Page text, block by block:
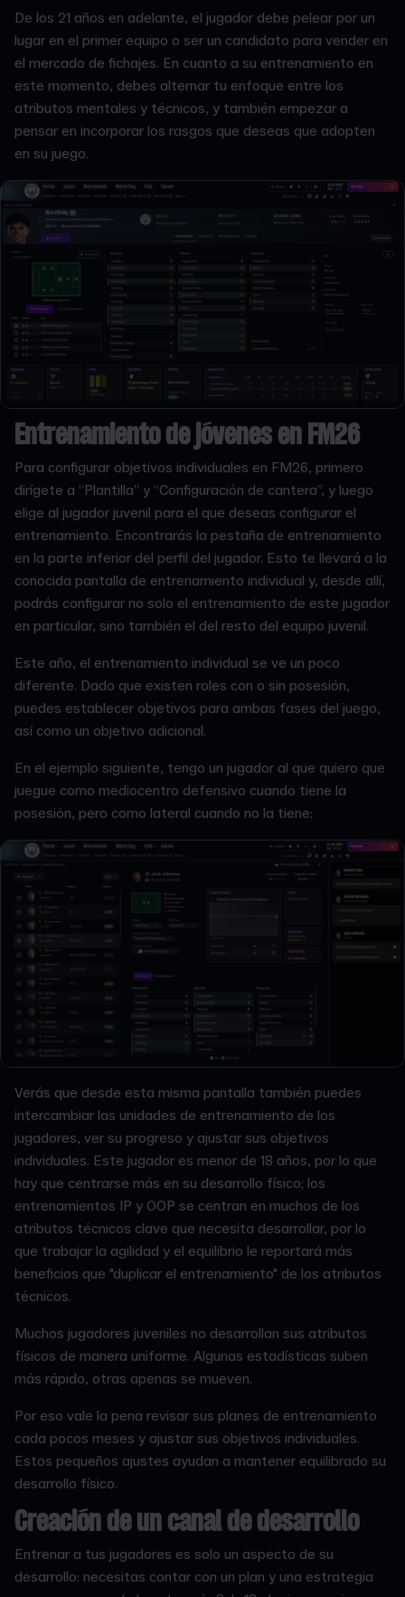
De los 21 años en adelante, el jugador debe pelear por un
lugar en el primer equipo o ser un candidato para vender en
el mercado de fichajes. En cuanto a su entrenamiento en
este momento, debes alternar tu enfoque entre los
atributos mentales y técnicos, y también empezar a
pensar en incorporar los rasgos que deseas que adopten
en su juego.
Entrenamiento de jóvenes en FM26
Para configurar objetivos individuales en FM26, primero
dirígete a “Plantilla” y “Configuración de cantera”, y luego
elige al jugador juvenil para el que deseas configurar el
entrenamiento. Encontrarás la pestaña de entrenamiento
en la parte inferior del perfil del jugador. Esto te llevará a la
conocida pantalla de entrenamiento individual y, desde allí,
podrás configurar no solo el entrenamiento de este jugador
en particular, sino también el del resto del equipo juvenil.
Este año, el entrenamiento individual se ve un poco
diferente. Dado que existen roles con o sin posesión,
puedes establecer objetivos para ambas fases del juego,
así como un objetivo adicional.
En el ejemplo siguiente, tengo un jugador al que quiero que
juegue como mediocentro defensivo cuando tiene la
posesión, pero como lateral cuando no la tiene:
Verás que desde esta misma pantalla también puedes
intercambiar las unidades de entrenamiento de los
jugadores, ver su progreso y ajustar sus objetivos
individuales. Este jugador es menor de 18 años, por lo que
hay que centrarse más en su desarrollo físico; los
entrenamientos IP y OOP se centran en muchos de los
atributos técnicos clave que necesita desarrollar, por lo
que trabajar la agilidad y el equilibrio le reportará más
beneficios que "duplicar el entrenamiento" de los atributos
técnicos.
Muchos jugadores juveniles no desarrollan sus atributos
físicos de manera uniforme. Algunas estadísticas suben
más rápido, otras apenas se mueven.
Por eso vale la pena revisar sus planes de entrenamiento
cada pocos meses y ajustar sus objetivos individuales.
Estos pequeños ajustes ayudan a mantener equilibrado su
desarrollo físico.
Creación de un canal de desarrollo
Entrenar a tus jugadores es solo un aspecto de su
desarrollo: necesitas contar con un plan y una estrategia